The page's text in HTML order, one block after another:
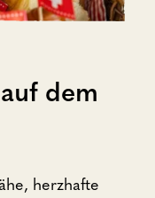
dem
herzhafte